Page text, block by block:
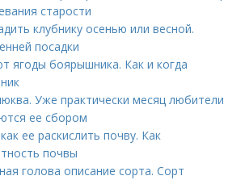
старости
клубнику осенью или весной.
посадки
ягоды боярышника. Как и когда
Уже практически месяц любители
ее сбором
ее раскислить почву. Как
почвы
голова описание сорта. Сорт